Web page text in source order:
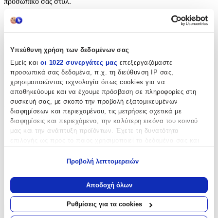
Υπεύθυνη χρήση των δεδομένων σας
Εμείς και οι 1022 συνεργάτες μας επεξεργαζόμαστε
προσωπικά σας δεδομένα, π.χ. τη διεύθυνση IP σας,
χρησιμοποιώντας τεχνολογία όπως cookies για να
αποθηκεύουμε και να έχουμε πρόσβαση σε πληροφορίες στη
συσκευή σας, με σκοπό την προβολή εξατομικευμένων
διαφημίσεων και περιεχομένου, τις μετρήσεις σχετικά με
διαφημίσεις και περιεχόμενο, την καλύτερη εικόνα του κοινού
μας και την ανάπτυξη προϊόντων. Έχετε τη δυνατότητα
Να συλλέξουμε πληροφορίες σχετικά με τη γεωγραφική
σας τοποθεσία, οι οποίες μπορεί να είναι ακριβείς σε
απόσταση μερικών μέτρων
Να αναγνωρίσουμε τη συσκευή σας σαρώνοντας ενεργά
Προβολή λεπτομερειών
Αποδοχή όλων
Ρυθμίσεις για τα cookies
Χαρακτηριστικά
Αυτοκίνητα
Τύπος:
Μπρελόκ
Υλικό:
Δερμάτινο
Μπλε